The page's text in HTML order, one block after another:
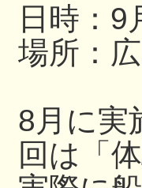
日時：
場所：
8月に実
回は「